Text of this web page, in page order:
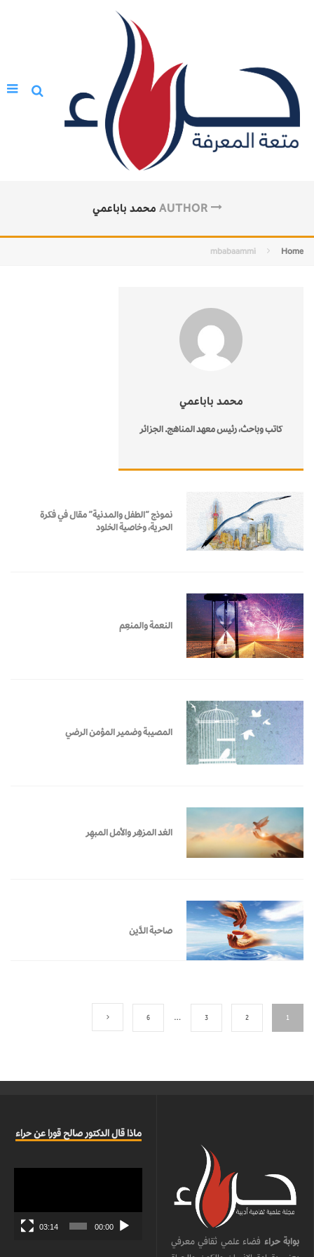
AUTHOR محمد باباعمي
Home
mbabaammi
محمد باباعمي
كاتب وباحث، رئيس معهد المناهج. الجزائر
نموذج “الطفل والمدنية” مقال في فكرة
الحرية، وخاصية الخلود
النعمة والمنعِم
المصيبة وضمير المؤمن الرضي
الغد المزهِر والأمل المبهِر
صاحبة الدَّين
1
2
3
…
6
بوابة حراء فضاء علمي ثقافي معرفي
ماذا قال الدكتور صالح قورا عن حراء
00:00
03:14